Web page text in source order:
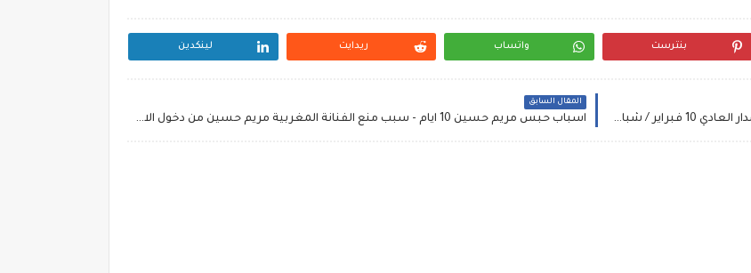
بنترست واتساب ريدايت لينكدين
نتائج سحب اليانصيب الخيري الاردني اليوم الاثنين رقم 4 الإصدار العادي 10 فبراير / شباط 2020 الكل كسبان اليوم
المقال السابق
اسباب حبس مريم حسين 10 ايام - سبب منع الفنانة المغربية مريم حسين من دخول الامارات ~ الفيديو الذي تسبب فى حبس مريم حسين ~ خروج الفنانة مريم حسين من السجن